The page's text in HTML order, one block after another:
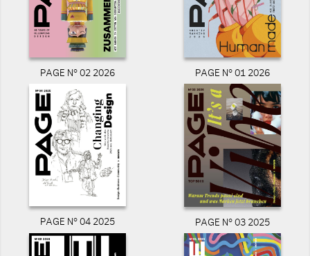
PAGE N° 02 2026 PAGE N° 01 2026
PAGE N° 04 2025 PAGE N° 03 2025